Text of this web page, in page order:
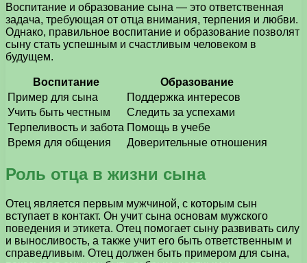
Воспитание и образование сына — это ответственная
задача, требующая от отца внимания, терпения и любви.
Однако, правильное воспитание и образование позволят
сыну стать успешным и счастливым человеком в
будущем.
Воспитание
Образование
Пример для сына
Поддержка интересов
Учить быть честным
Следить за успехами
Терпеливость и забота Помощь в учебе
Время для общения
Доверительные отношения
Роль отца в жизни сына
Отец является первым мужчиной, с которым сын
вступает в контакт. Он учит сына основам мужского
поведения и этикета. Отец помогает сыну развивать силу
и выносливость, а также учит его быть ответственным и
справедливым. Отец должен быть примером для сына,